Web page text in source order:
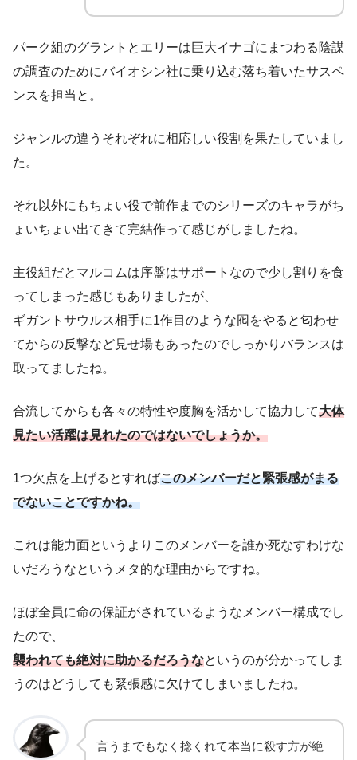
パーク組のグラントとエリーは巨大イナゴにまつわる陰謀
の調査のためにバイオシン社に乗り込む落ち着いたサスペ
ンスを担当と。
ジャンルの違うそれぞれに相応しい役割を果たしていまし
た。
それ以外にもちょい役で前作までのシリーズのキャラがち
ょいちょい出てきて完結作って感じがしましたね。
主役組だとマルコムは序盤はサポートなので少し割りを食
ってしまった感じもありましたが、
ギガントサウルス相手に1作目のような囮をやると匂わせ
てからの反撃など見せ場もあったのでしっかりバランスは
取ってましたね。
合流してからも各々の特性や度胸を活かして協力して大体
見たい活躍は見れたのではないでしょうか。
1つ欠点を上げるとすればこのメンバーだと緊張感がまる
でないことですかね。
これは能力面というよりこのメンバーを誰か死なすわけな
いだろうなというメタ的な理由からですね。
ほぼ全員に命の保証がされているようなメンバー構成でし
たので、
襲われても絶対に助かるだろうなというのが分かってしま
うのはどうしても緊張感に欠けてしまいましたね。
言うまでもなく捻くれて本当に殺す方が絶